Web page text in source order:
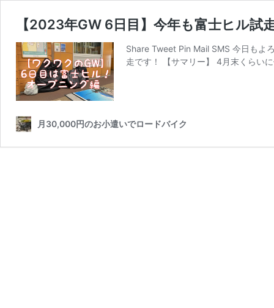
【2023年GW 6日目】今年も富士ヒル
Share Tweet Pin Mail SMS 今日
走です！ 【サマリー】 4月末くらい
月30,000円のお小遣いでロードバイク